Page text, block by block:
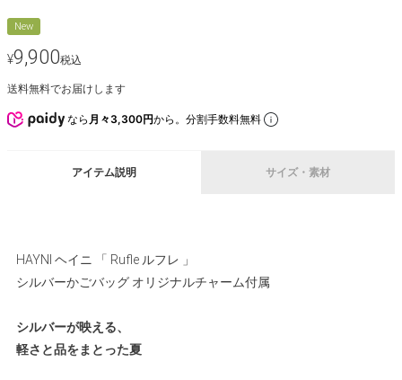
New
¥9,900税込
送料無料でお届けします
なら 月々3,300円から。分割手数料無料
アイテム説明 サイズ・素材
HAYNI ヘイニ 「 Rufle ルフレ 」
シルバーかごバッグ オリジナルチャーム付属
シルバーが映える、
軽さと品をまとった夏